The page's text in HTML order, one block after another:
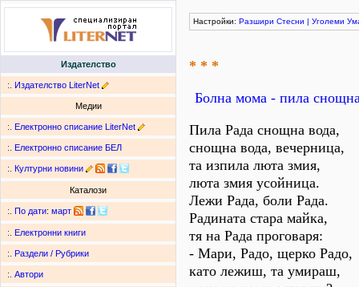
Издателство
:. Издателство LiterNet
Медии
:. Електронно списание LiterNet
:. Електронно списание БЕЛ
:. Културни новини
Каталози
:. По дати: март
:. Електронни книги
:. Раздели / Рубрики
:. Автори
Настройки: Разшири Стесни | Уголеми
* * *
Болна мома - пила
Пила Рада снощна вода,
снощна вода, вечерница,
та изпила люта змия,
люта змия усойница.
Лежи Рада, боли Рада.
Радината стара майка,
тя на Рада проговаря:
- Мари, Радо, щерко Радо,
като лежиш, та умираш,